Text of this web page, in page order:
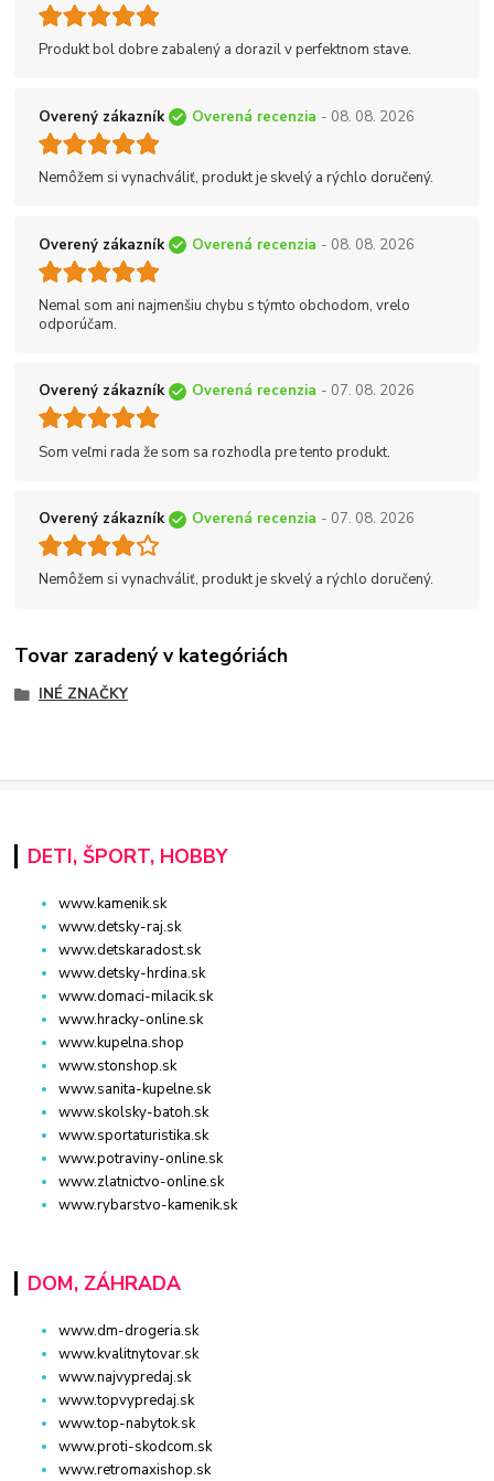
Produkt bol dobre zabalený a dorazil v perfektnom stave.
Overený zákazník Overená recenzia - 08. 08. 2026
Nemôžem si vynachváliť, produkt je skvelý a rýchlo doručený.
Overený zákazník Overená recenzia - 08. 08. 2026
Nemal som ani najmenšiu chybu s týmto obchodom, vrelo
odporúčam.
Overený zákazník Overená recenzia - 07. 08. 2026
Som veľmi rada že som sa rozhodla pre tento produkt.
Overený zákazník Overená recenzia - 07. 08. 2026
Nemôžem si vynachváliť, produkt je skvelý a rýchlo doručený.
Tovar zaradený v kategóriách
INÉ ZNAČKY
DETI, ŠPORT, HOBBY
www.kamenik.sk
www.detsky-raj.sk
www.detskaradost.sk
www.detsky-hrdina.sk
www.domaci-milacik.sk
www.hracky-online.sk
www.kupelna.shop
www.stonshop.sk
www.sanita-kupelne.sk
www.skolsky-batoh.sk
www.sportaturistika.sk
www.potraviny-online.sk
www.zlatnictvo-online.sk
www.rybarstvo-kamenik.sk
DOM, ZÁHRADA
www.dm-drogeria.sk
www.kvalitnytovar.sk
www.najvypredaj.sk
www.topvypredaj.sk
www.top-nabytok.sk
www.proti-skodcom.sk
www.retromaxishop.sk